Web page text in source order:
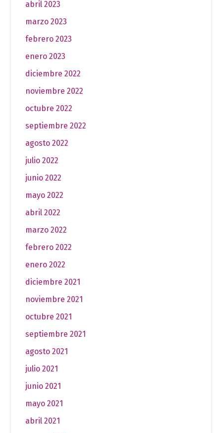
abril 2023
marzo 2023
febrero 2023
enero 2023
diciembre 2022
noviembre 2022
octubre 2022
septiembre 2022
agosto 2022
julio 2022
junio 2022
mayo 2022
abril 2022
marzo 2022
febrero 2022
enero 2022
diciembre 2021
noviembre 2021
octubre 2021
septiembre 2021
agosto 2021
julio 2021
junio 2021
mayo 2021
abril 2021